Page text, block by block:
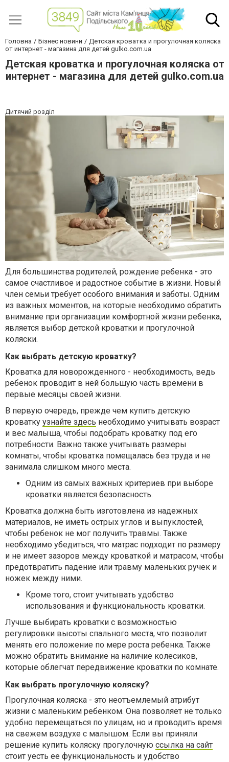
Головна Бізнес новини
Детская кроватка и прогулочная коляска
от интернет - магазина для детей gulko.com.ua
Детская кроватка и прогулочная коляска от
интернет - магазина для детей gulko.com.ua
Дитячий розділ
Для большинства родителей, рождение ребенка - это
самое счастливое и радостное событие в жизни. Новый
член семьи требует особого внимания и заботы. Одним
из важных моментов, на которые необходимо обратить
внимание при организации комфортной жизни ребенка,
является выбор детской кроватки и прогулочной
коляски.
Как выбрать детскую кроватку?
Кроватка для новорожденного - необходимость, ведь
ребенок проводит в ней большую часть времени в
первые месяцы своей жизни.
В первую очередь, прежде чем купить детскую
кроватку узнайте здесь необходимо учитывать возраст
и вес малыша, чтобы подобрать кроватку под его
потребности. Важно также учитывать размеры
комнаты, чтобы кроватка помещалась без труда и не
занимала слишком много места.
Одним из самых важных критериев при выборе
кроватки является безопасность.
Кроватка должна быть изготовлена из надежных
материалов, не иметь острых углов и выпуклостей,
чтобы ребенок не мог получить травмы. Также
необходимо убедиться, что матрас подходит по размеру
и не имеет зазоров между кроваткой и матрасом, чтобы
предотвратить падение или травму маленьких ручек и
ножек между ними.
Кроме того, стоит учитывать удобство
использования и функциональность кроватки.
Лучше выбирать кроватки с возможностью
регулировки высоты спального места, что позволит
менять его положение по мере роста ребенка. Также
можно обратить внимание на наличие колесиков,
которые облегчат передвижение кроватки по комнате.
Как выбрать прогулочную коляску?
Прогулочная коляска - это неотъемлемый атрибут
жизни с маленьким ребенком. Она позволяет не только
удобно перемещаться по улицам, но и проводить время
на свежем воздухе с малышом. Если вы приняли
решение купить коляску прогулочную ссылка на сайт
стоит уесть ее функциональность и удобство